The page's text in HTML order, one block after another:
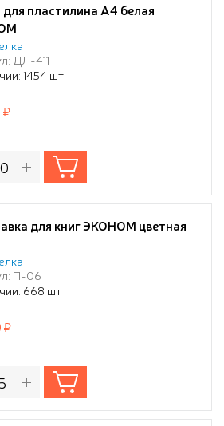
пластилина А4 белая
ДЛ-411
1454 шт
для книг ЭКОНОМ цветная
П-06
668 шт